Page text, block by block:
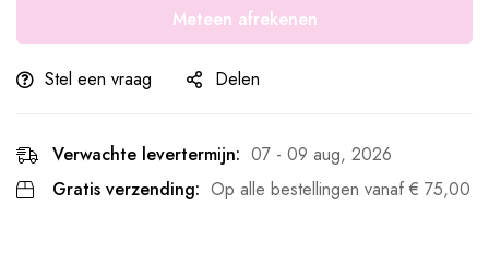
Meteen afrekenen
Stel een vraag Delen
Verwachte levertermijn: 07 - 09 aug, 2026
Gratis verzending: Op alle bestellingen vanaf € 75,00